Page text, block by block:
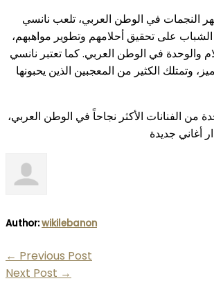
النجمات في الوطن العربي، تلعب نانسي
على تحقيق أحلامهم وتطوير مواهبهم،
والوحدة في الوطن العربي. كما تعتبر نانسي
وتمتلك الكثير من المعجبين الذين يحبونها
من الفنانات الأكثر نجاحاً في الوطن العربي،
Author:wikilebanon
← Previous Post
Next Post →